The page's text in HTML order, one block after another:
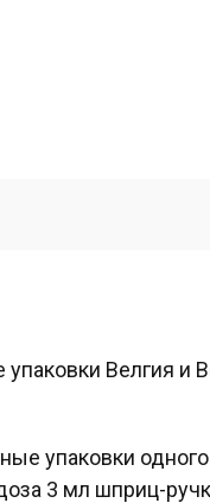
Велгия и
упаковки
3 мл шприц-